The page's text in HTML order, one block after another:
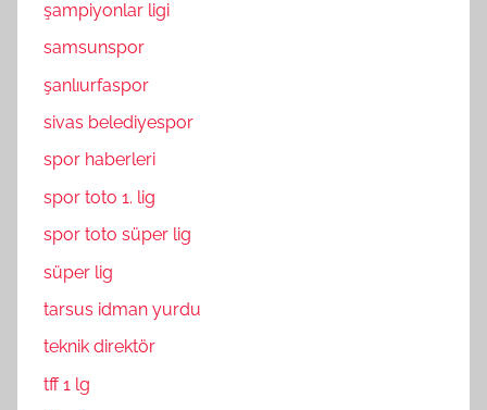
şampiyonlar ligi
samsunspor
şanlıurfaspor
sivas belediyespor
spor haberleri
spor toto 1. lig
spor toto süper lig
süper lig
tarsus idman yurdu
teknik direktör
tff 1 lg